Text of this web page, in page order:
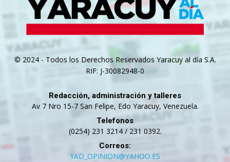
© 2024 - Todos los Derechos Reservados Yaracuy al día S.A.
RIF: J-30082948-0
Redacción, administración y talleres
Av 7 Nro 15-7 San Felipe, Edo Yaracuy, Venezuela.
Telefonos
(0254) 231 3214 / 231 0392.
Correos:
YAD_OPINION@YAHOO.ES